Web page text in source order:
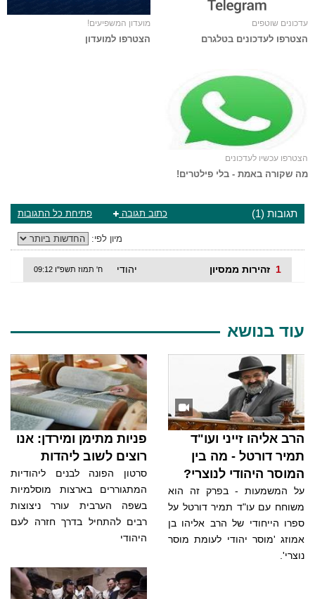
עדכונים שוטפים
הצטרפו לעדכונים בטלגרם
מועדון המשפיעים!
הצטרפו למועדון
הצטרפו עכשיו לעדכונים
מה שקורה באמת - בלי פילטרים!
תגובות (1) פתיחת כל התגובות כתוב תגובה
מיון לפי:
זהירות ממסיון 1 ח' תמוז תשפ"ו 09:12 יהודי
עוד בנושא
הרב אליהו זייני ועו"ד
תמיר דורטל - מה בין
המוסר היהודי לנוצרי?
על המשמעות - בפרק זה הוא
משוחח עם עו"ד תמיר דורטל על
ספרו הייחודי של הרב אליהו בן
אמוזג 'מוסר יהודי לעומת מוסר
נוצרי'.
פניות מתימן ומירדן: אנו
רוצים לשוב ליהדות
סרטון הפונה לבנים ליהודיות
המתגוררים בארצות מוסלמיות
בשפה הערבית עורר ניצוצות
רבים להתחיל בדרך חזרה לעם
היהודי